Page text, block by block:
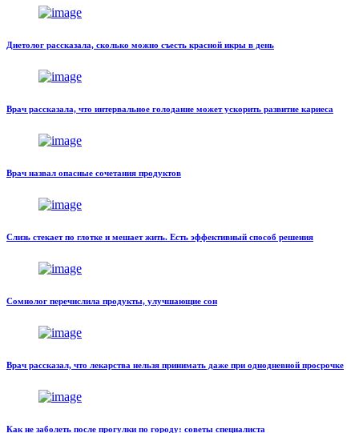
Диетолог рассказала, сколько можно съесть красной икры в день
Врач рассказала, что интервальное голодание может ускорить развитие кариеса
Врач назвал опасные сочетания продуктов
Слизь стекает по глотке и мешает жить. Есть эффективный способ решения
Сомнолог перечислила продукты, улучшающие сон
Врач рассказал, что лекарства нельзя принимать даже при однодневной просрочке
Как не заболеть после прогулки по городу: советы специалиста